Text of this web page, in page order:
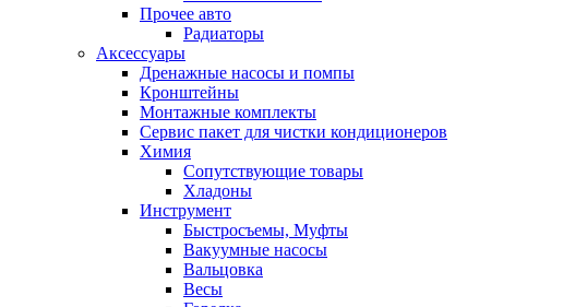
Прочее авто
Радиаторы
Аксессуары
Дренажные насосы и помпы
Кронштейны
Монтажные комплекты
Сервис пакет для чистки кондиционеров
Химия
Сопутствующие товары
Хладоны
Инструмент
Быстросъемы, Муфты
Вакуумные насосы
Вальцовка
Весы